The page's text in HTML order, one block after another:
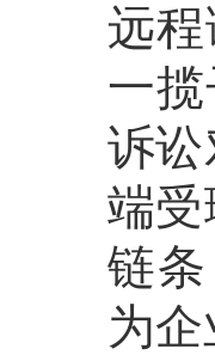
远
一
诉讼
端受
链
为